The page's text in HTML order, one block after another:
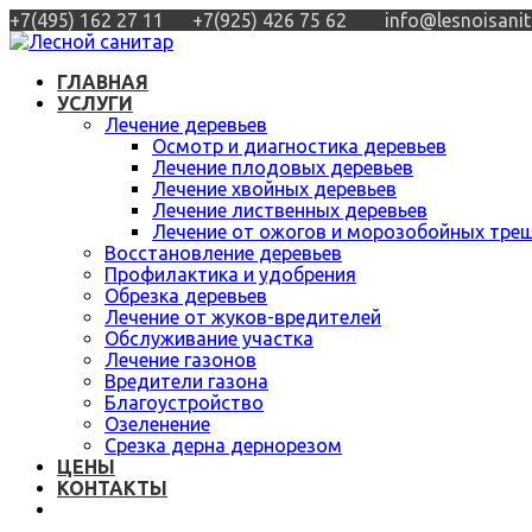
+7(495) 162 27 11 +7(925) 426 75 62
ГЛАВНАЯ
УСЛУГИ
Лечение деревьев
Осмотр и диагностика деревьев
Лечение плодовых деревьев
Лечение хвойных деревьев
Лечение лиственных деревьев
Лечение от ожогов и морозобойных
Восстановление деревьев
Профилактика и удобрения
Обрезка деревьев
Лечение от жуков-вредителей
Обслуживание участка
Лечение газонов
Вредители газона
Благоустройство
Озеленение
Срезка дерна дернорезом
ЦЕНЫ
КОНТАКТЫ